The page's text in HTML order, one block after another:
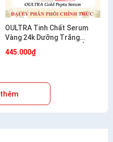
OULTRA Tinh Chất Serum
Vàng 24k Dưỡng Trắng
Hàn Quốc 60ml
445.000₫